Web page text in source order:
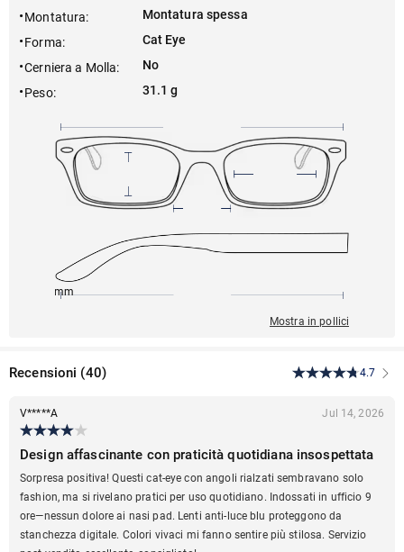
Montatura:
Montatura spessa
Forma:
Cat Eye
Cerniera a Molla:
No
Peso: 31.1 g
145mm
Mostra in pollici
Recensioni (40) 4.7
V*****A Jul 14, 2026
Design affascinante con praticità quotidiana insospettata
Sorpresa positiva! Questi cat-eye con angoli rialzati sembravano solo
fashion, ma si rivelano pratici per uso quotidiano. Indossati in ufficio 9
ore—nessun dolore ai nasi pad. Lenti anti-luce blu proteggono da
stanchezza digitale. Colori vivaci mi fanno sentire più stilosa. Servizio